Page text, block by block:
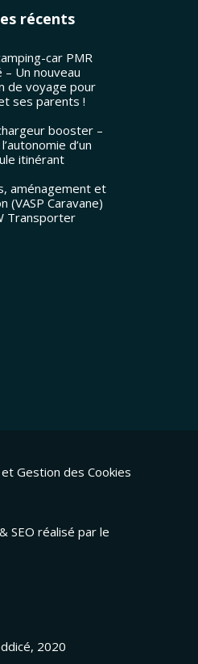
récents
car PMR
– Un nouveau
de voyage pour
ses parents !
booster –
d’un
itinérant
aménagement et
(VASP Caravane)
Transporter
2020
Gestion des Cookies
SEO réalisé par le